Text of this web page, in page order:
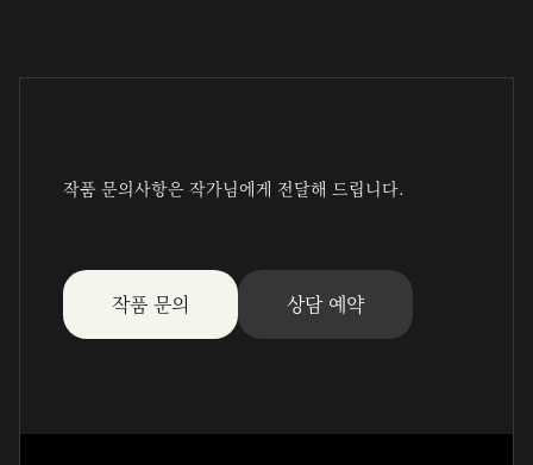
작품 문의사항은 작가님에게 전달해 드립니다.
작품 문의 상담 예약